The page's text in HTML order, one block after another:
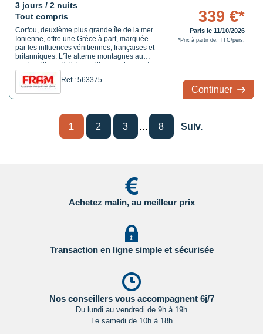
3 jours / 2 nuits
Tout compris
Corfou, deuxième plus grande île de la mer
Ionienne, offre une Grèce à part, marquée
par les influences vénitiennes, françaises et
britanniques. L'île alterne montagnes au
nord, collines d'oliviers, villages, plages et
criques plus discrètes. Sa capitale, Corfou-
ville, classée au patrimoine mondial de
l'UNESCO, mérite une vraie visite pour ses
...
Ref : 563375
339 €*
Paris le 11/10/2026
*Prix à partir de, TTC/pers.
Continuer
1 2 3 ... 8 Suiv.
Achetez malin, au meilleur prix
Transaction en ligne simple et sécurisée
Nos conseillers vous accompagnent 6j/7
Du lundi au vendredi de 9h à 19h
Le samedi de 10h à 18h